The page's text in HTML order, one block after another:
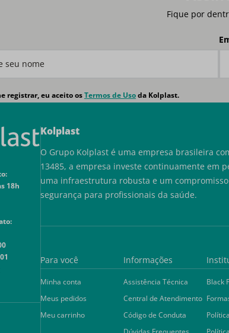
Fique por
registrar, eu aceito osTermos de Usoda Kolplast.
18h
Kolplast
O Grupo Kolplast é uma empresa brasileira
13485, a empresa investe continuamente em
uma infraestrutura robusta e um
segurança para profissionais da saúde.
Para você
Minha conta
Meus pedidos
Meu carrinho
Informações
Assistência Técnica
Central de Atendimento
Código de Conduta
Black